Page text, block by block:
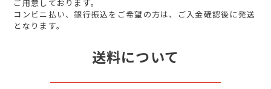
ご用意しております。
コンビニ払い、銀行振込をご希望の方は、ご入金確認後に発送
となります。
送料について